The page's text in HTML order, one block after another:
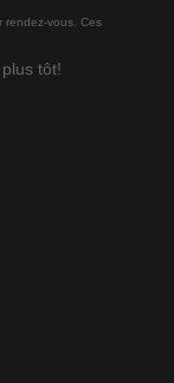
rendez-vous. Ces
tôt!